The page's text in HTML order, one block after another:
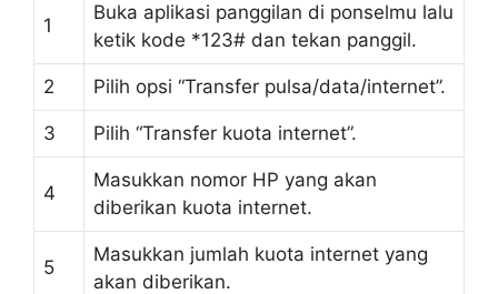
1
Buka aplikasi panggilan di ponselmu lalu
ketik kode *123# dan tekan panggil.
2 Pilih opsi “Transfer pulsa/data/internet”.
3 Pilih “Transfer kuota internet”.
4
Masukkan nomor HP yang akan
diberikan kuota internet.
5
Masukkan jumlah kuota internet yang
akan diberikan.